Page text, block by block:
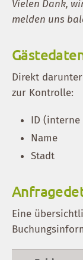
Vielen Dank,
melden uns
Direkt
zur Kontrolle:
ID (interne
Name
Stadt
Eine